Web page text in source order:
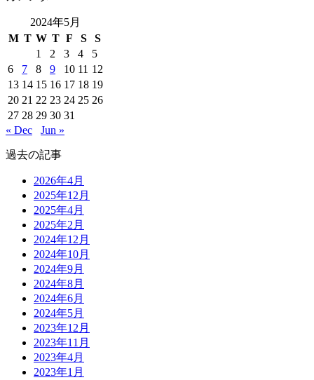
2024年5月
M T W T F S
S
1
2 3 4
5
6
7 8 9 10 11 12
13 14 15 16 17 18 19
20 21 22 23 24 25 26
27 28 29 30 31
« Dec
Jun »
過去の記事
2026年4月
2025年12月
2025年4月
2025年2月
2024年12月
2024年10月
2024年9月
2024年8月
2024年6月
2024年5月
2023年12月
2023年11月
2023年4月
2023年1月